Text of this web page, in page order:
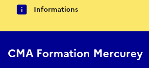
Informations
CMA Formation Mercurey